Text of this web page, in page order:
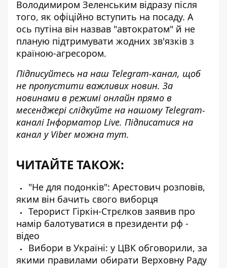
Володимиром Зеленським відразу після
того, як офіційно вступить на посаду. А
ось путіна він назвав "автократом" й не
планую підтримувати жодних зв'язків з
країною-агресором.
Підписуйтесь на наш Telegram-канал, щоб
не пропустити важливих новин. За
новинами в режимі онлайн прямо в
месенджері слідкуйте на нашому Telegram-
каналіІнформатор Live. Підписатися на
канал у Viber можна тут.
ЧИТАЙТЕ ТАКОЖ:
"Не для подонків": Арестович розповів,
яким він бачить свого виборця
Терорист Гіркін-Стрєлков заявив про
намір балотуватися в президенти рф -
відео
Вибори в Україні: у ЦВК обговорили, за
якими правилами обирати Верховну Раду